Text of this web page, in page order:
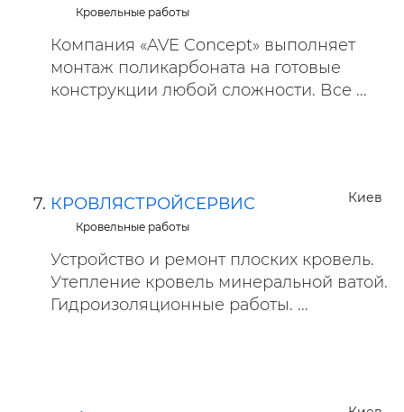
Кровельные работы
Компания «AVE Concept» выполняет
монтаж поликарбоната на готовые
конструкции любой сложности. Все ...
Киев
КРОВЛЯСТРОЙСЕРВИС
Кровельные работы
Устройство и ремонт плоских кровель.
Утепление кровель минеральной ватой.
Гидроизоляционные работы. ...